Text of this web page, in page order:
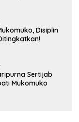
Disiplin
Sertijab
Mukomuko